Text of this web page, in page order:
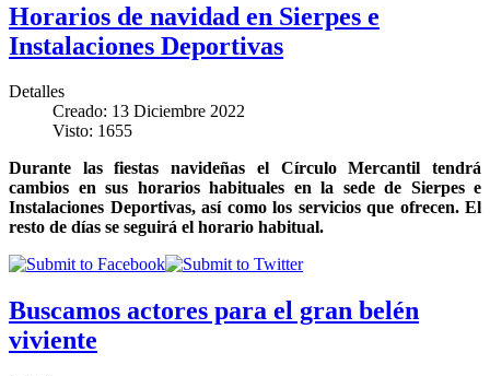
Horarios de navidad en Sierpes e
Instalaciones Deportivas
Detalles
Creado: 13 Diciembre 2022
Visto: 1655
Durante las fiestas navideñas el Círculo Mercantil tendrá
cambios en sus horarios habituales en la sede de Sierpes e
Instalaciones Deportivas, así como los servicios que ofrecen. El
resto de días se seguirá el horario habitual.
Buscamos actores para el gran belén
viviente